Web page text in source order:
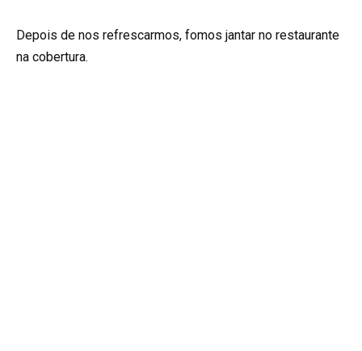
Depois de nos refrescarmos, fomos jantar no restaurante
na cobertura.